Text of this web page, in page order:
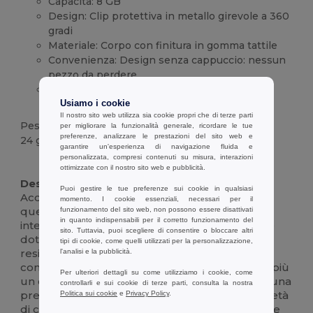
Design: Clip protettiva in metallo girevole a 360
gradi
Materiale: Corpo con finitura in gomma tattile
Convenienza: Design senza cappuccio: nessun
pezzo da perdere
aggancio ai portachiavi
Peso
24 g.
Alta disponibilità Personalizzabile
Descrizione :
Accumula e trasferisci i tuoi file essenziali con
questa elegante chiavetta USB da 8 GB. Il suo
intelligente design girevole senza cappuccio è
dotato di una clip in metallo spazzolato
resistente che ruota per proteggere il
connettore USB, in modo da non perdere mai più
un cappuccio. Il corpo liscio e gommato offre una
presa confortevole ed è disponibile in una varietà
di colori vivaci per adattarsi al vostro stile. Grazie
Usiamo i cookie
Il nostro sito web utilizza sia cookie propri che di terze parti
per migliorare la funzionalità generale, ricordare le tue
preferenze, analizzare le prestazioni del sito web e
garantire un'esperienza di navigazione fluida e
personalizzata, compresi contenuti su misura, interazioni
ottimizzate con il nostro sito web e pubblicità.
Puoi gestire le tue preferenze sui cookie in qualsiasi
momento. I cookie essenziali, necessari per il
funzionamento del sito web, non possono essere disattivati
in quanto indispensabili per il corretto funzionamento del
sito. Tuttavia, puoi scegliere di consentire o bloccare altri
tipi di cookie, come quelli utilizzati per la personalizzazione,
l'analisi e la pubblicità.
Per ulteriori dettagli su come utilizziamo i cookie, come
controllarli e sui cookie di terze parti, consulta la nostra
Politica sui cookie e Privacy Policy.